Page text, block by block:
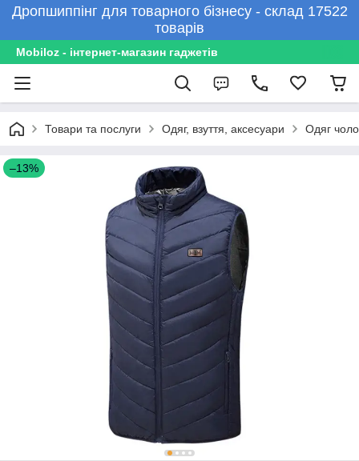
Дропшиппінг для товарного бізнесу - склад 17522
товарів
Mobiloz - інтернет-магазин гаджетів
Товари та послуги Одяг, взуття, аксесуари Одяг
–13%